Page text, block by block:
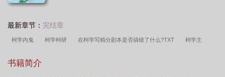
最新章节： 完结章
柯学内鬼 柯学柯研 在柯学写精分剧本是否搞错了什么?TXT 柯学主
书籍简介